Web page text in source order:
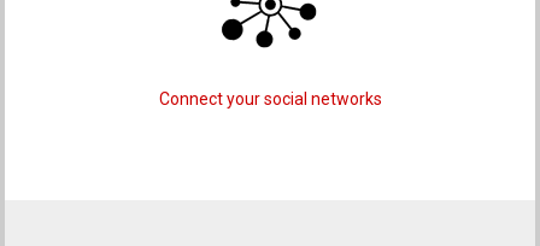
Connect your social networks